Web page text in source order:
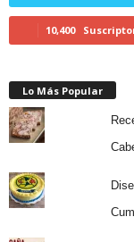
10,400
Lo Más Popular